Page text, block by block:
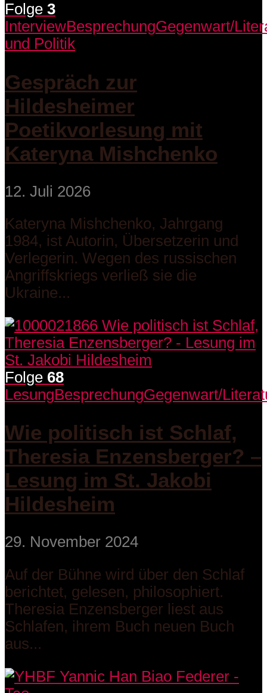
Folge 3
InterviewBesprechungGegenwart/
und Politik
Gespräch zur
Hildesheimer
Poetikvorlesung mit
Kateryna Mishchenko
12. Juli 2026
Kateryna Mishchenko, Jahrgang
1984, ist Autorin, Übersetzerin und
Verlegerin. Wegen des russischen
Angriffskriegs verließ sie die
Ukraine...
Folge 68
LesungBesprechungGegenwart/
Wie politisch ist Schlaf,
Theresia Enzensberger? –
Lesung im St. Jakobi
Hildesheim
29. November 2024
Auf der Bühne wird über den Schlaf
berichtet, gelesen, philosophiert.
Theresia Enzensberger liest aus
Schlafen, ihrem Buch neuen Buch
aus...